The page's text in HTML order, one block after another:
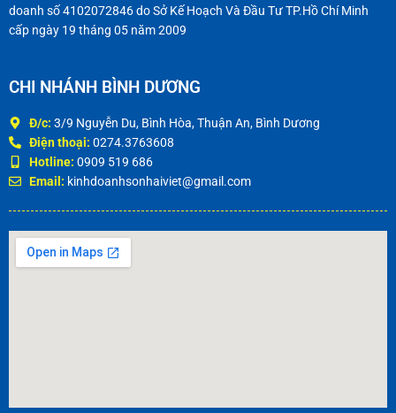
doanh số 4102072846 do Sở Kế Hoạch Và Đầu Tư TP.Hồ Chí Minh
cấp ngày 19 tháng 05 năm 2009
CHI NHÁNH BÌNH DƯƠNG
Đ/c: 3/9 Nguyễn Du, Bình Hòa, Thuận An, Bình Dương
Điện thoại: 0274.3763608
Hotline: 0909 519 686
Email: kinhdoanhsonhaiviet@gmail.com